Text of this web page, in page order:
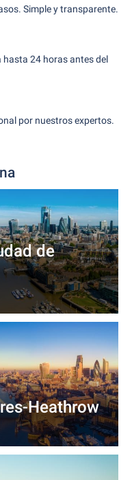
Simple y transparente.
24 horas antes del
por nuestros expertos.
de
Heathrow